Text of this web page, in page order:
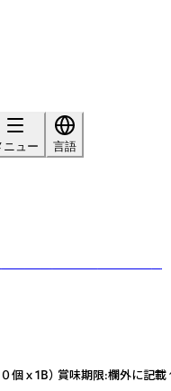
ニュー
言語
1B） 賞味期限:欄外に記